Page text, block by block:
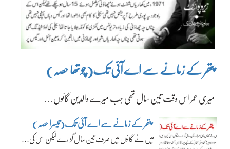
پتھر کے زمانے سے اے آئی تک(چوتھا حصہ)
میری عمر اس وقت تین سال تھی جب میرے والدین گائوں…
پتھر کے زمانے سے اے آئی تک(تیسرا حصہ)
میں نے گائوں میں صرف تین سال گزارے لیکن اس کی…